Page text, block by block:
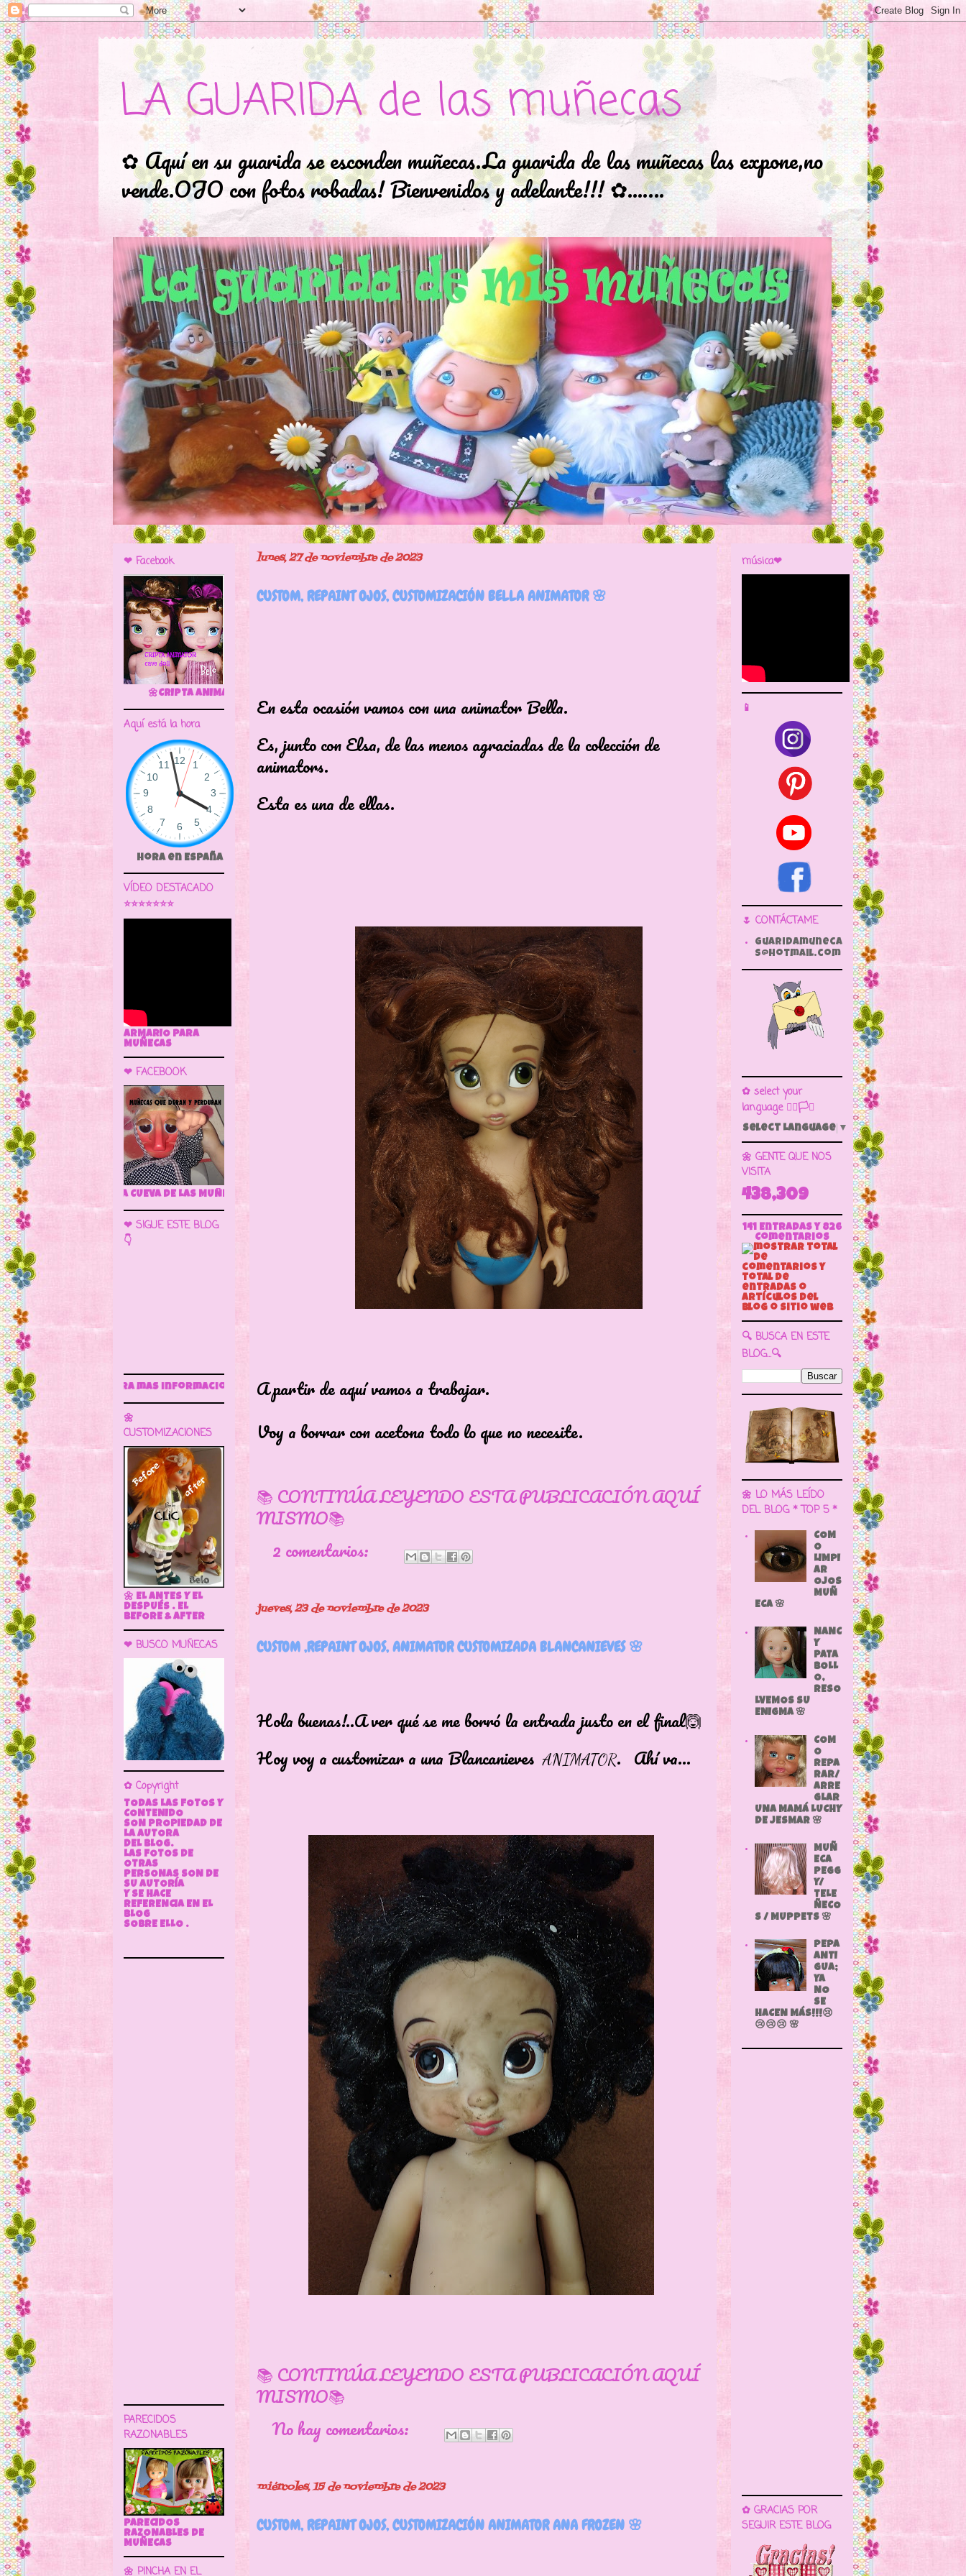
LA GUARIDA de las muñecas
✿ Aquí en su guarida se esconden muñecas.La guarida de las muñecas las expone,no
vende.OJO con fotos robadas! Bienvenidos y adelante!!! ✿...….
lunes, 27 de noviembre de 2023
CUSTOM, REPAINT OJOS, CUSTOMIZACIÓN BELLA ANIMATOR 🌸
En esta ocasión vamos con una animator Bella.
Es, junto con Elsa, de las menos agraciadas de la colección de
animators.
Esta es una de ellas.
A partir de aquí vamos a trabajar.
Voy a borrar con acetona todo lo que no necesite.
📚 CONTINÚA LEYENDO ESTA PUBLICACIÓN AQUÍ
MISMO📚
2 comentarios:
jueves, 23 de noviembre de 2023
CUSTOM ,REPAINT OJOS, ANIMATOR CUSTOMIZADA BLANCANIEVES 🌸
Hola buenas!..A ver qué se me borró la entrada justo en el final🙆
Hoy voy a customizar a una BlancanievesANIMATOR. Ahí va...
📚 CONTINÚA LEYENDO ESTA PUBLICACIÓN AQUÍ
MISMO📚
No hay comentarios:
miércoles, 15 de noviembre de 2023
CUSTOM, REPAINT OJOS, CUSTOMIZACIÓN ANIMATOR ANA FROZEN 🌸
❤ Facebook
🌼CRIPTA ANIMATOR CAVE DOLL
Aquí está la hora
Hora en España
VÍDEO DESTACADO
⭐⭐⭐⭐⭐⭐⭐
ARMARIO PARA
MUÑECAS
❤ FACEBOOK
LA CUEVA DE LAS MUÑECAS
❤ SIGUE ESTE BLOG
👇
más información
🌼
CUSTOMIZACIONES
🌼 EL ANTES Y EL
DESPUÉS . EL
BEFORE & AFTER
❤ BUSCO MUÑECAS
✿ Copyright
TODAS LAS FOTOS Y
CONTENIDO
SON PROPIEDAD DE
LA AUTORA
DEL BLOG.
LAS FOTOS DE
OTRAS
PERSONAS SON DE
SU AUTORÍA
Y SE HACE
REFERENCIA EN EL
BLOG
SOBRE ELLO .
PARECIDOS
RAZONABLES
PARECIDOS
RAZONABLES DE
MUÑECAS
🌼 PINCHA EN EL
música❤
📱
🌷 CONTÁCTAME
guaridamuneca
s@hotmail.com
✿ select your
language 🏳️‍🌈🏳️🏁
Select Language ▼
🌼 GENTE QUE NOS
VISITA
438,309
141 Entradas y 826
Comentarios
🔍 BUSCA EN ESTE
BLOG...🔍
🌼 LO MÁS LEÍDO
DEL BLOG * TOP 5 *
COM
O
LIMPI
AR
OJOS
MUÑ
ECA 🌸
NANC
Y
PATA
BOLL
O,
RESO
LVEMOS SU
ENIGMA 🌸
COM
O
REPA
RAR/
ARRE
GLAR
UNA MAMÁ LUCHY
DE JESMAR 🌸
MUÑ
ECA
PEGG
Y/
TELE
ÑECO
S / MUPPETS 🌸
PEPA
ANTI
GUA;
YA
NO
SE
HACEN MÁS!!!😢
😢😢😢 🌸
✿ GRACIAS POR
SEGUIR ESTE BLOG